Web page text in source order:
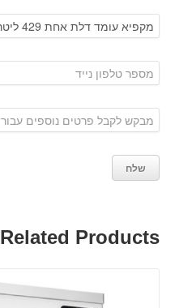
Related Products